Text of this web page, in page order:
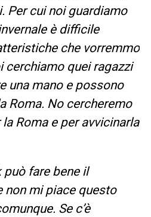
Per cui noi guardiamo
è difficile
che vorremmo
cerchiamo quei ragazzi
una mano e possono
Roma. No cercheremo
Roma e per avvicinarla
può fare bene il
non mi piace questo
Se c’è